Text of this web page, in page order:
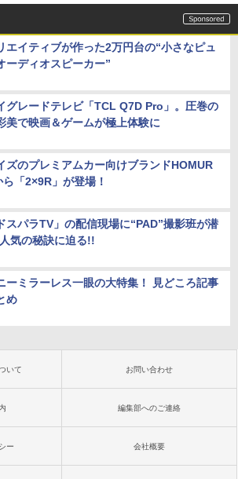
エイティブが作った2万円台の“小さなピュ
ーディオスピーカー”
グレードテレビ「TCL Q7D Pro」。圧巻の
美で映画＆ゲームが極上体験に
ズのプレミアムカー向けブランドHOMUR
「2×9R」が登場！
スパラTV」の配信現場に“PAD”撮影班が潜
気の秘訣に迫る!!
ーミラーレス一眼の大特集！ 見どころ記事
め
いて お問い合わせ
編集部へのご連絡
ー 会社概要